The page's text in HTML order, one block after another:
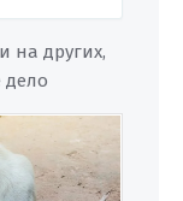
на других,
дело